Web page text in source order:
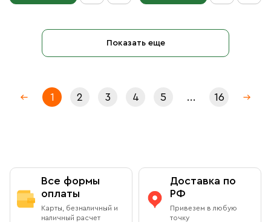
Показать еще
1 2 3 4 5 16
Все формы
оплаты
Карты, безналичный и
наличный расчет
Доставка по
РФ
Привезем в любую
точку